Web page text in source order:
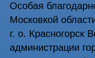
Особая
Московкой
г. о. Красногорск
администрации